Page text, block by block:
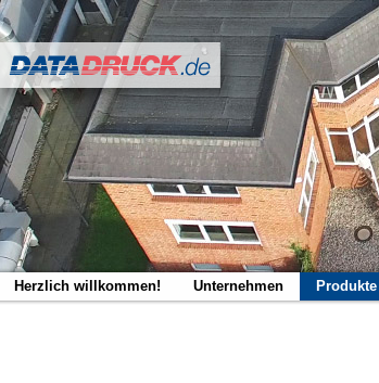
Herzlich willkommen! Unternehmen Produkte